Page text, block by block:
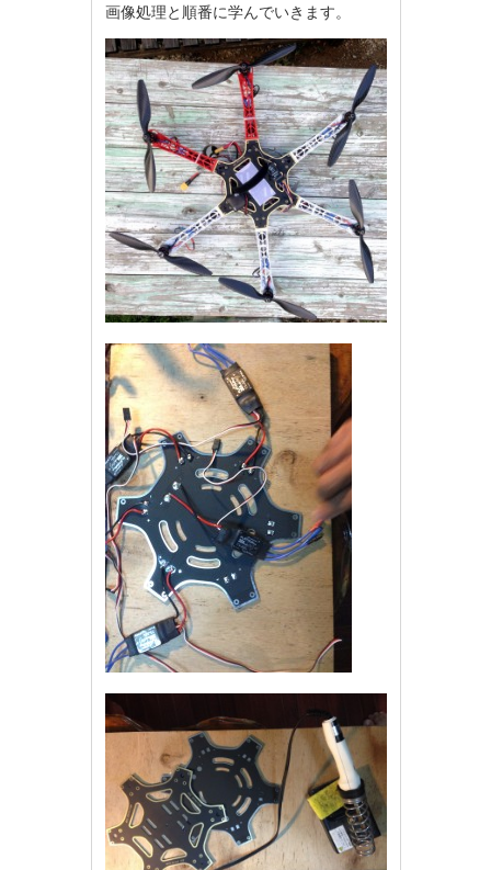
画像処理と順番に学んでいきます。